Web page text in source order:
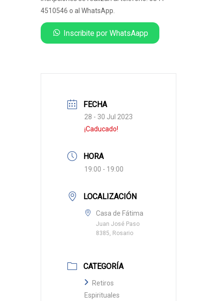
4510546 o al WhatsApp.
Inscribite por WhatsAapp
FECHA
28 - 30 Jul 2023
¡Caducado!
HORA
19:00 - 19:00
LOCALIZACIÓN
Casa de Fátima
Juan José Paso
8385, Rosario
CATEGORÍA
Retiros
Espirituales